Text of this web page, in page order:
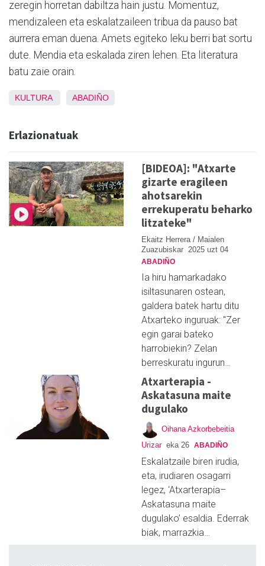
zeregin horretan dabiltza hain justu. Momentuz,
mendizaleen eta eskalatzaileen tribua da pauso bat
aurrera eman duena. Amets egiteko leku berri bat sortu
dute. Mendia eta eskalada ziren lehen. Eta literatura
batu zaie orain.
KULTURA ABADIÑO
Erlazionatuak
[BIDEOA]: "Atxarte
gizarte eragileen
ahotsarekin
errekuperatu beharko
litzateke"
Ekaitz Herrera / Maialen
Zuazubiskar 2025 uzt 04
ABADIÑO
Ia hiru hamarkadako
isiltasunaren ostean,
galdera batek hartu ditu
Atxarteko inguruak: "Zer
egin garai bateko
harrobiekin? Zelan
berreskuratu ingurun…
Atxarterapia -
Askatasuna maite
dugulako
Oihana Azkorbebeitia
Urizar eka 26 ABADIÑO
Eskalatzaile biren irudia,
eta, irudiaren osagarri
legez, ‘Atxarterapia–
Askatasuna maite
dugulako’ esaldia. Ederrak
biak, marrazkia…